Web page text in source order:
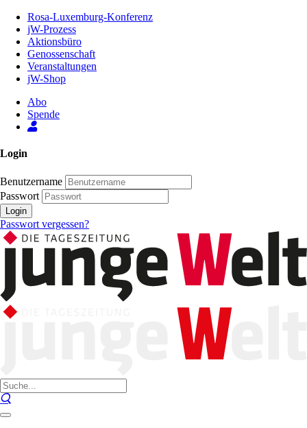
Inhalt
Seite
Rosa-Luxemburg-Konferenz
jW-Prozess
Aktionsbüro
Genossenschaft
Veranstaltungen
jW-Shop
Abo
Spende
Login
Benutzername
Passwort
Login
Passwort vergessen?